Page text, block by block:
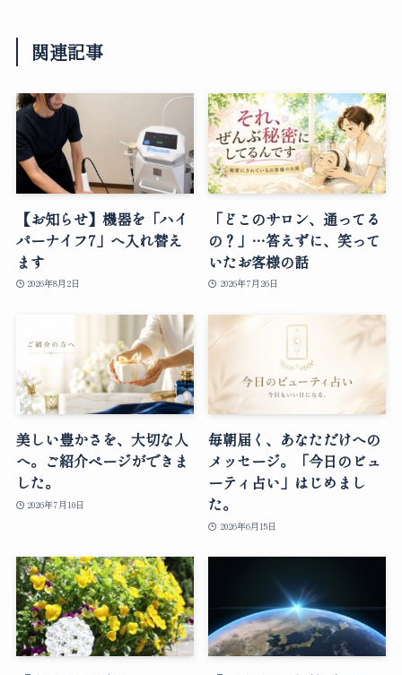
関連記事
【お知らせ】機器を「ハイ
パーナイフ7」へ入れ替え
ます
2026年8月2日
「どこのサロン、通ってる
の？」…答えずに、笑って
いたお客様の話
2026年7月26日
美しい豊かさを、大切な人
へ。ご紹介ページができま
した。
2026年7月10日
毎朝届く、あなただけへの
メッセージ。「今日のビュ
ーティ占い」はじめまし
た。
2026年6月15日